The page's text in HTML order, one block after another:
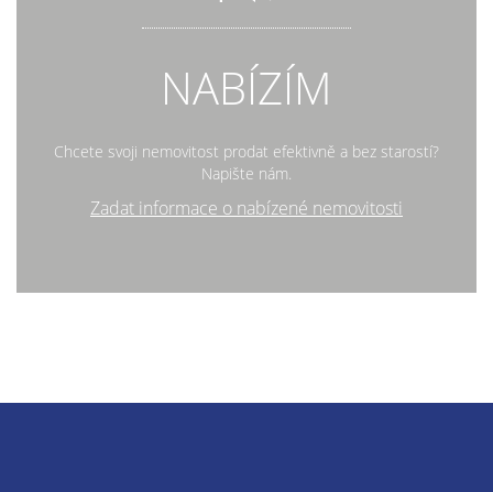
NABÍZÍM
Chcete svoji nemovitost prodat efektivně a bez starostí?
Napište nám.
Zadat informace o nabízené nemovitosti